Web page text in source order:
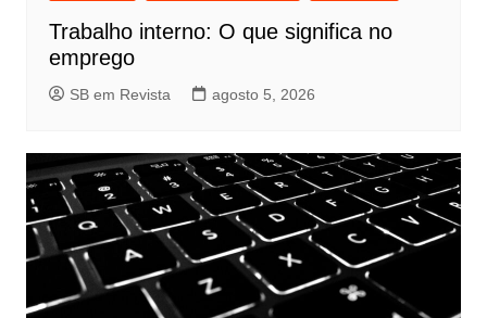
Trabalho interno: O que significa no
emprego
SB em Revista agosto 5, 2026